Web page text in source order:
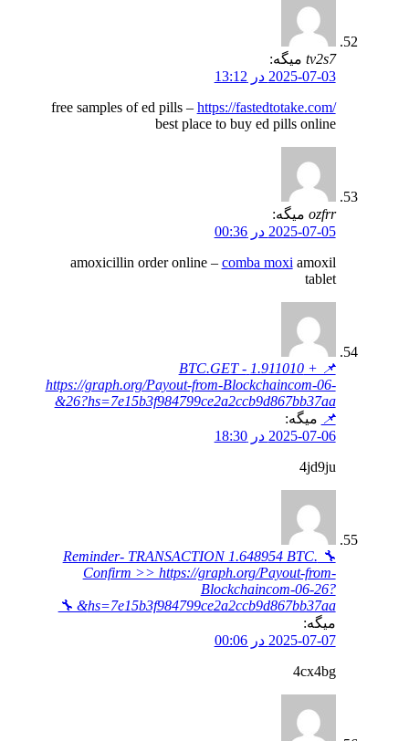
tv2s7 میگه:
2025-07-03 در 13:12
free samples of ed pills – https://fastedtotake.com/
best place to buy ed pills online
ozfrr میگه:
2025-07-05 در 00:36
amoxicillin order online – comba moxi amoxil
tablet
📌 + 1.911010 BTC.GET -
https://graph.org/Payout-from-Blockchaincom-06-
26?hs=7e15b3f984799ce2a2ccb9d867bb37aa&
📌 میگه:
2025-07-06 در 18:30
4jd9ju
🔧 Reminder- TRANSACTION 1.648954 BTC.
Confirm >> https://graph.org/Payout-from-
Blockchaincom-06-26?
hs=7e15b3f984799ce2a2ccb9d867bb37aa& 🔧
میگه:
2025-07-07 در 00:06
4cx4bg